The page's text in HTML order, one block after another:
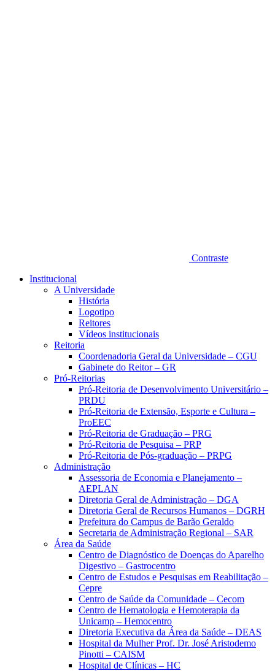
Contraste
Institucional
A Universidade
História
Logotipo
Reitores
Vídeos institucionais
Reitoria
Coordenadoria Geral da Universidade – CGU
Gabinete do Reitor – GR
Pró-Reitorias
Pró-Reitoria de Desenvolvimento Universitário –
PRDU
Pró-Reitoria de Extensão, Esporte e Cultura –
ProEEC
Pró-Reitoria de Graduação – PRG
Pró-Reitoria de Pesquisa – PRP
Pró-Reitoria de Pós-graduação – PRPG
Administração
Assessoria de Economia e Planejamento –
AEPLAN
Diretoria Geral de Administração – DGA
Diretoria Geral de Recursos Humanos – DGRH
Prefeitura do Campus de Barão Geraldo
Secretaria de Administração Regional – SAR
Área da Saúde
Centro de Diagnóstico de Doenças do Aparelho
Digestivo – Gastrocentro
Centro de Estudos e Pesquisas em Reabilitação –
Cepre
Centro de Saúde da Comunidade – Cecom
Centro de Hematologia e Hemoterapia da
Unicamp – Hemocentro
Diretoria Executiva da Área da Saúde – DEAS
Hospital da Mulher Prof. Dr. José Aristodemo
Pinotti – CAISM
Hospital de Clínicas – HC